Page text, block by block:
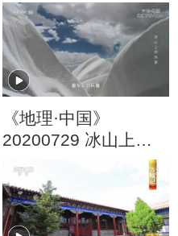
《地理·中国》
20200729 冰山上的